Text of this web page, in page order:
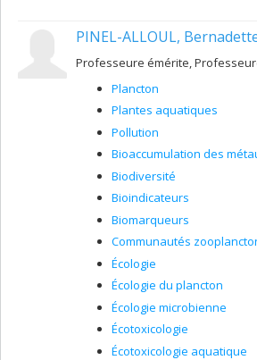
PINEL-ALLOUL,
Professeure émérite,
Plancton
Plantes aquatiques
Pollution
Bioaccumulation des
Biodiversité
Bioindicateurs
Biomarqueurs
Communautés
Écologie
Écologie du plancton
Écologie microbienne
Écotoxicologie
Écotoxicologie aquatique